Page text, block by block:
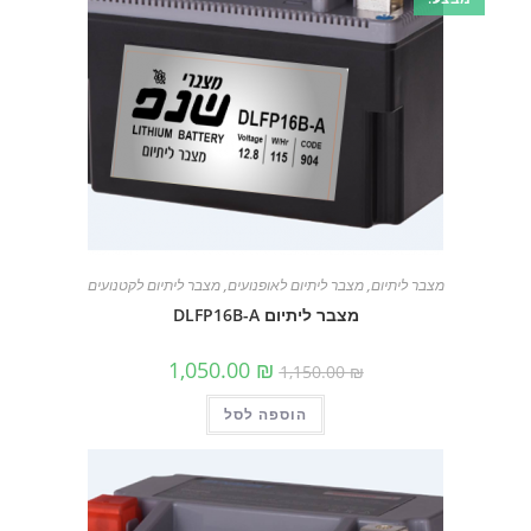
מצבר ליתיום,מצבר ליתיום לאופנועים,מצבר ליתיום לקטנועים
מצבר ליתיום DLFP16B-A
1,150.00₪ המחיר
המקורי
היה:
1,150.00 ₪.
1,050.00 ₪
הוספה לסל